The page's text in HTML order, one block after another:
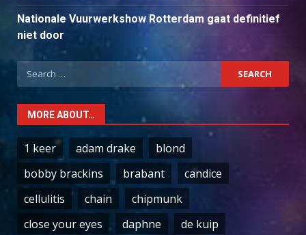
Nationale Vuurwerkshow Rotterdam gaat definitief
niet door
Search
for:
MORE ABOUT…
1 keer adam drake
blond
bobby brackins
brabant
candice
cellulitis
chain
chipmunk
close your eyes
daphne
de kuip